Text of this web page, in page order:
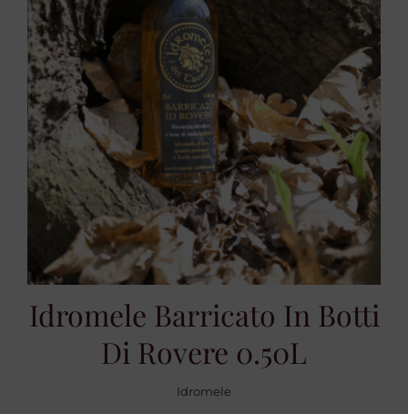
Idromele Barricato In Botti
Di Rovere 0.50L
Idromele